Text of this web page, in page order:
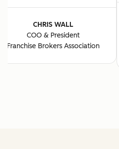
CHRIS WALL
COO & President
Franchise Brokers Association